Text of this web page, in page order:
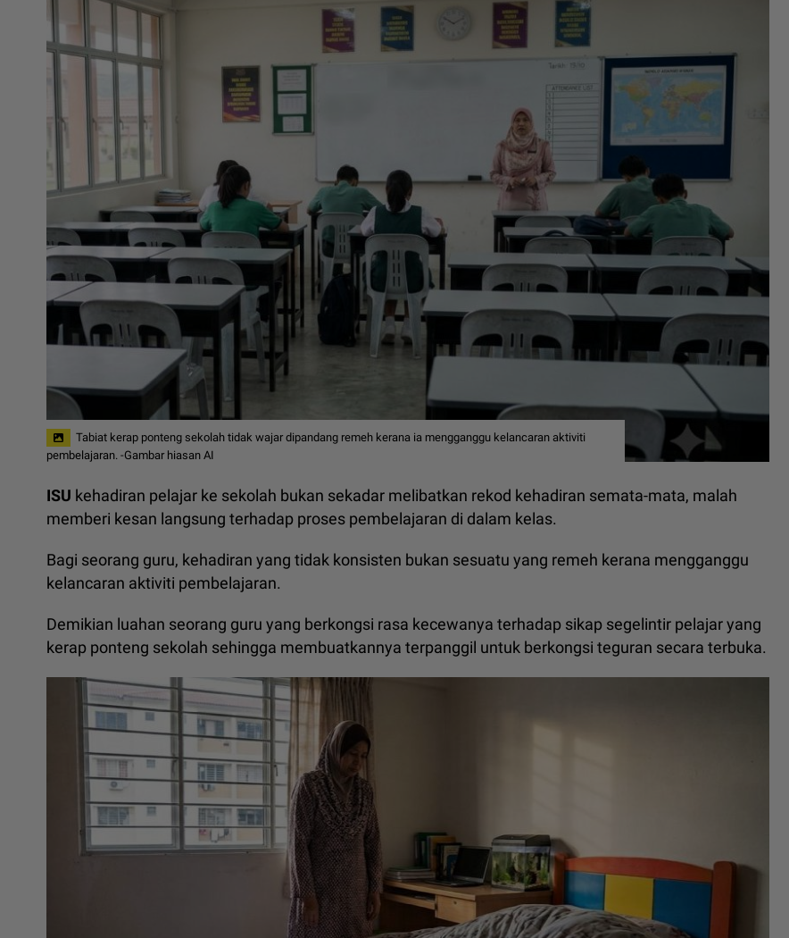
Tabiat kerap ponteng sekolah tidak wajar dipandang remeh kerana ia mengganggu kelancaran aktiviti
pembelajaran. -Gambar hiasan AI
ISU kehadiran pelajar ke sekolah bukan sekadar melibatkan rekod kehadiran semata-mata, malah
memberi kesan langsung terhadap proses pembelajaran di dalam kelas.
Bagi seorang guru, kehadiran yang tidak konsisten bukan sesuatu yang remeh kerana mengganggu
kelancaran aktiviti pembelajaran.
Demikian luahan seorang guru yang berkongsi rasa kecewanya terhadap sikap segelintir pelajar yang
kerap ponteng sekolah sehingga membuatkannya terpanggil untuk berkongsi teguran secara terbuka.